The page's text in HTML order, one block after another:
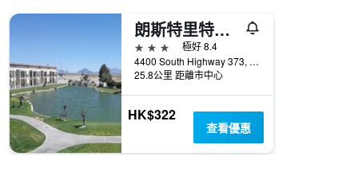
1
軸，
顯
示
房
間
的
平
朗斯特里特賭場汽車旅館
3星級
極好 8.4
4400 South Highway 373, Amargosa Valley, NV, 美國
25.8公里 距離市中心
HK$322
查看優惠